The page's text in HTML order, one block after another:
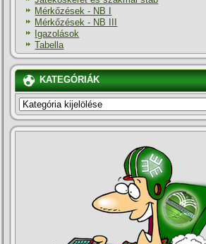
Mérkőzések - NB I
Mérkőzések - NB III
Igazolások
Tabella
KATEGÓRIÁK
KATEGÓRIÁK